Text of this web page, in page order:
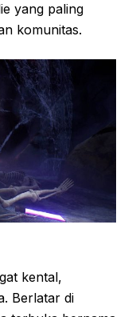
yang paling
komunitas.
kental,
Berlatar di